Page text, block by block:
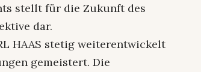
stellt für die Zukunft des
dar.
HAAS stetig weiterentwickelt
gemeistert. Die